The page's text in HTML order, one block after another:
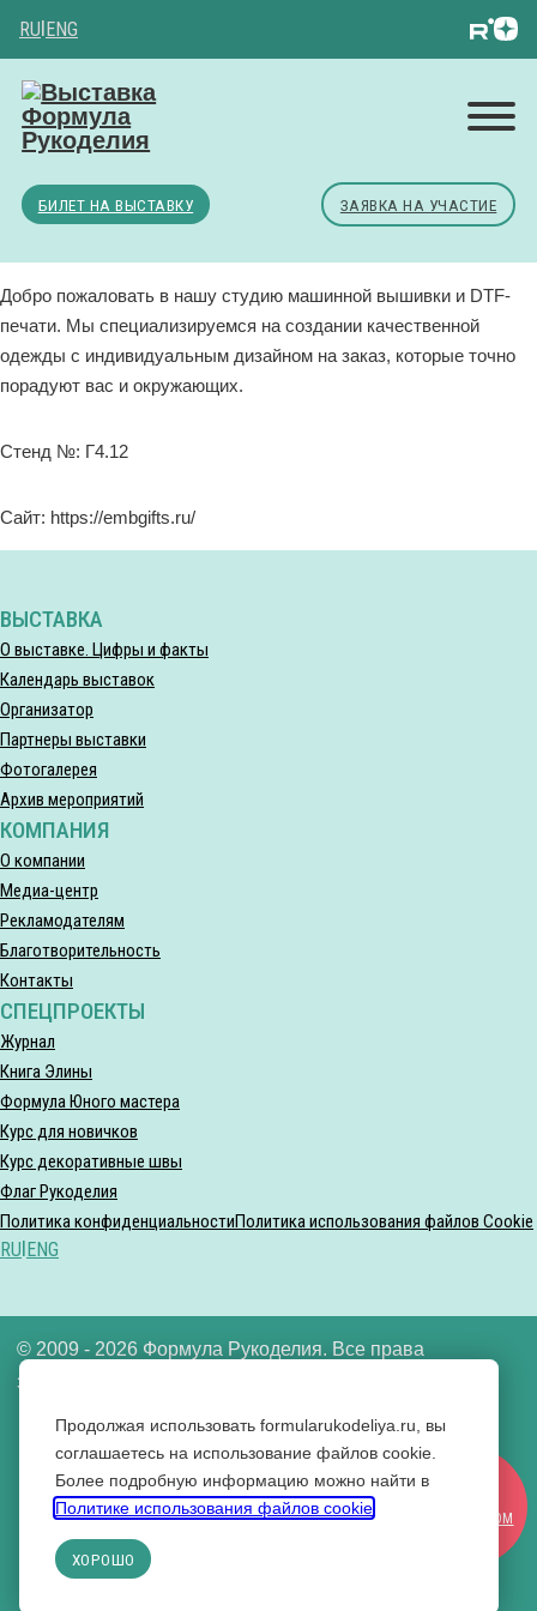
RU|ENG
БИЛЕТ НА ВЫСТАВКУ ЗАЯВКА НА УЧАСТИЕ
Добро пожаловать в нашу студию машинной вышивки и DTF-
печати. Мы специализируемся на создании качественной
одежды с индивидуальным дизайном на заказ, которые точно
порадуют вас и окружающих.
Стенд №: Г4.12
Сайт: https://embgifts.ru/
ВЫСТАВКА
О выставке. Цифры и факты
Календарь выставок
Организатор
Партнеры выставки
Фотогалерея
Архив мероприятий
КОМПАНИЯ
О компании
Медиа-центр
Рекламодателям
Благотворительность
Контакты
СПЕЦПРОЕКТЫ
Журнал
Книга Элины
Формула Юного мастера
Курс для новичков
Курс декоративные швы
Флаг Рукоделия
УЧАСТНИКОМ
Политика конфиденциальностиПолитика использования файлов Cookie
RU ENG
© 2009 - 2026 Формула Рукоделия. Все права
защищены.
ООО «Формула рукоделия» ИНН 7721640592
Вконтакте
Одноклассники
Продолжая использовать formularukodeliya.ru, вы
соглашаетесь на использование файлов cookie.
Более подробную информацию можно найти в
Политике использования файлов cookie
ХОРОШО